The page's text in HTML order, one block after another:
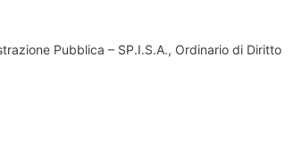
Pubblica – SP.I.S.A., Ordinario di Diritto